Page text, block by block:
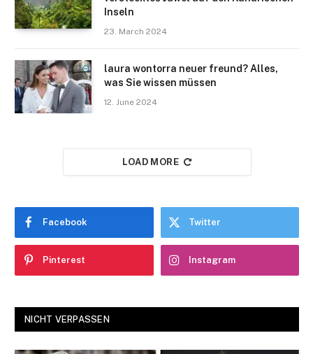
Inseln
23. March 2024
laura wontorra neuer freund? Alles,
was Sie wissen müssen
12. June 2024
LOAD MORE
Facebook Twitter
Pinterest Instagram
NICHT VERPASSEN